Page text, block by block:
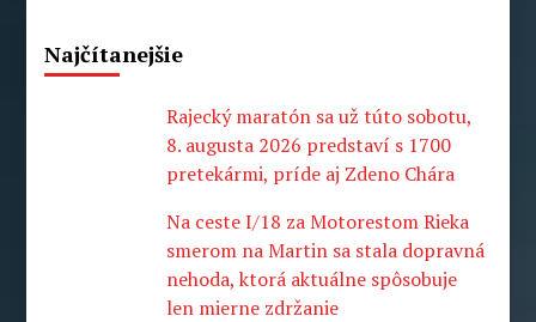
Najčítanejšie
Rajecký maratón sa už túto sobotu,
8. augusta 2026 predstaví s 1700
pretekármi, príde aj Zdeno Chára
Na ceste I/18 za Motorestom Rieka
smerom na Martin sa stala dopravná
nehoda, ktorá aktuálne spôsobuje
len mierne zdržanie